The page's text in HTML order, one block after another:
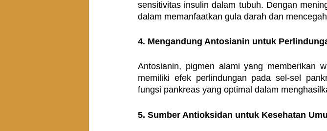
sensitivitas insulin dalam tubuh. Dengan
dalam memanfaatkan gula darah dan
4. Mengandung Antosianin untuk
Antosianin, pigmen alami yang memberikan
memiliki efek perlindungan pada sel-sel
fungsi pankreas yang optimal dalam
5. Sumber Antioksidan untuk Kesehatan